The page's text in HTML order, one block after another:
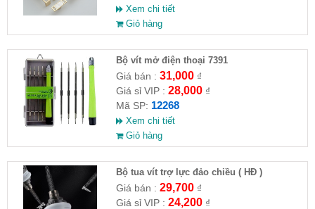
Xem chi tiết
Giỏ hàng
Bộ vít mở điện thoại 7391
Giá bán : 31,000₫
Giá sỉ VIP : 28,000₫
Mã SP: 12268
Xem chi tiết
Giỏ hàng
Bộ tua vít trợ lực đảo chiều ( HĐ )
Giá bán : 29,700₫
Giá sỉ VIP : 24,200₫